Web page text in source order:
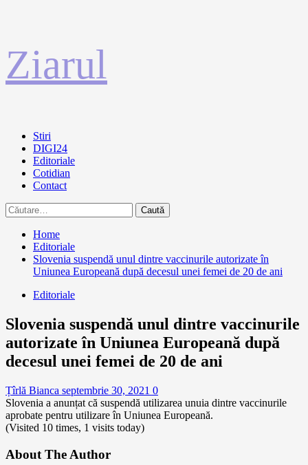
la
conținut
Ziarul
Primary
Menu
Stiri
DIGI24
Editoriale
Cotidian
Contact
Caută
după:
Home
Editoriale
Slovenia suspendă unul dintre vaccinurile autorizate în
Uniunea Europeană după decesul unei femei de 20 de ani
Editoriale
Slovenia suspendă unul dintre vaccinurile
autorizate în Uniunea Europeană după
decesul unei femei de 20 de ani
Țîrlă Bianca septembrie 30, 2021 0
Slovenia a anunțat că suspendă utilizarea unuia dintre vaccinurile
aprobate pentru utilizare în Uniunea Europeană.
(Visited 10 times, 1 visits today)
About The Author